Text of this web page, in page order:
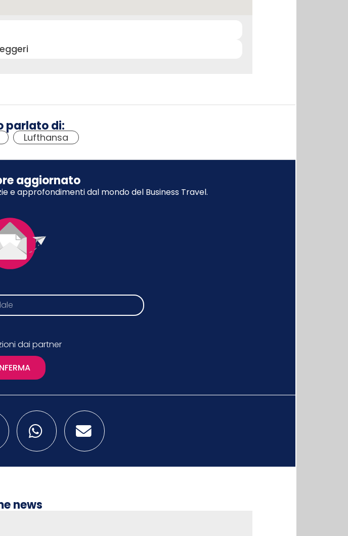
parlato di:
, Lufthansa
aggiornato
e approfondimenti dal mondo del Business Travel.
dai partner
news